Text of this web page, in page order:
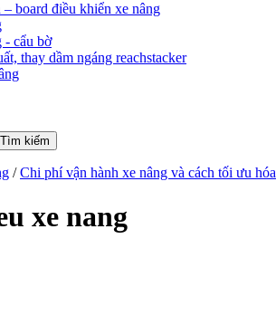
board điều khiển xe nâng
- cẩu bờ
thay dầm ngáng reachstacker
/Chi phí vận hành xe nâng và cách tối ưu hóa
xe nang